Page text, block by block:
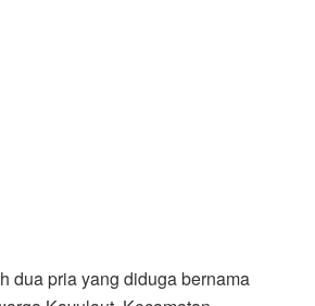
dua pria yang diduga bernama